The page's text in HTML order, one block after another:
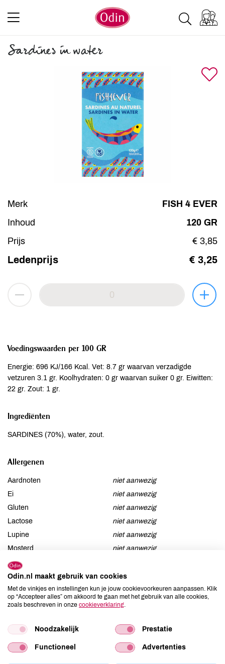
Sardines in water
Merk
FISH 4 EVER
Inhoud
120 GR
Prijs
€ 3,85
Ledenprijs € 3,25
Voedingswaarden per 100 GR
Energie: 696 KJ/166 Kcal. Vet: 8.7 gr waarvan verzadigde
vetzuren 3.1 gr. Koolhydraten: 0 gr waarvan suiker 0 gr. Eiwitten:
22 gr. Zout: 1 gr.
Ingrediënten
SARDINES (70%), water, zout.
Allergenen
Aardnoten
niet aanwezig
Ei
niet aanwezig
Gluten
niet aanwezig
Lactose
niet aanwezig
Lupine
niet aanwezig
Mosterd
niet aanwezig
Noten
Schaaldieren
niet aanwezig
Selderij
niet aanwezig
Sesam
niet aanwezig
Vis
aanwezig
Weekdieren
niet aanwezig
Zwaveldioxide / sulfieten
niet aanwezig
Odin.nl maakt gebruik van cookies
Met de vinkjes en instellingen kun je jouw cookievoorkeuren aanpassen. Klik
op “Accepteer alles” om akkoord te gaan met het gebruik van alle cookies,
zoals beschreven in onze cookieverklaring
Noodzakelijk Prestatie
Functioneel Advertenties